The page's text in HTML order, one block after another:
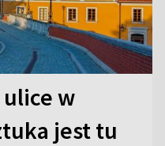
w
jest tu